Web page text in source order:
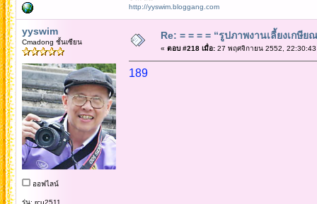
http://yyswim.bloggang.com
yyswim
Cmadong ชั้นเซียน
ออฟไลน์
รุ่น: rcu2511
Re: = = = = “รูปภาพงานเลี้ยงเกษี
« ตอบ #218 เมื่อ:27 พฤศจิกายน 2552, 22:30:43
189